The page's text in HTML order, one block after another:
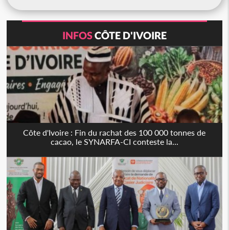
INFOSCÔTE D'IVOIRE
Côte d'Ivoire : Fin du rachat des 100 000 tonnes de
cacao, le SYNARFA-CI conteste la...